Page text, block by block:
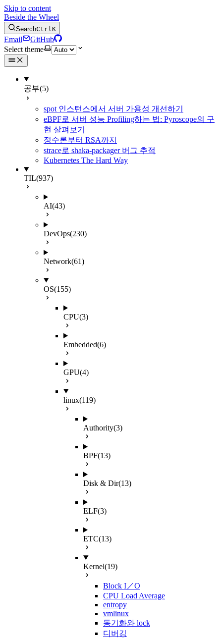
Skip to content
Beside the Wheel
SearchCtrlK
Email
GitHub
Select theme
공부(5)
spot 인스턴스에서 서버 가용성 개선하기
eBPF로 서버 성능 Profiling하는 법: Pyroscope의 구
현 살펴보기
정수론부터 RSA까지
strace로 shaka-packager 버그 추적
Kubernetes The Hard Way
TIL(937)
AI(43)
DevOps(230)
Network(61)
OS(155)
CPU(3)
Embedded(6)
GPU(4)
linux(119)
Authority(3)
BPF(13)
Disk & Dir(13)
ELF(3)
ETC(13)
Kernel(19)
Block I／O
CPU Load Average
entropy
vmlinux
동기화와 lock
디버깅